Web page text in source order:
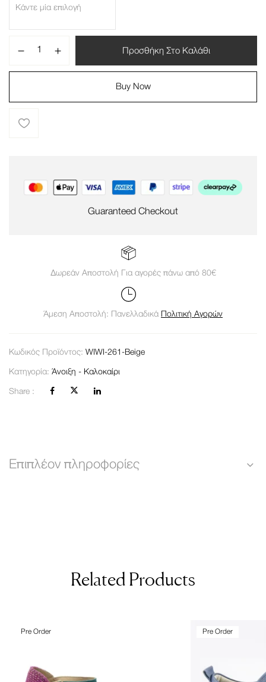
Προσθήκη Στο Καλάθι
Buy Now
Guaranteed Checkout
Δωρεάν Αποστολή Για αγορές πάνω από 80€
Άμεση Αποστολή: Πανελλαδικά Πολιτική Αγορών
Κωδικός Προϊόντος: WIWI-261-Beige
Κατηγορία: Άνοιξη - Καλοκαίρι
Share :
Επιπλέον πληροφορίες
Related Products
Pre Order Pre Order